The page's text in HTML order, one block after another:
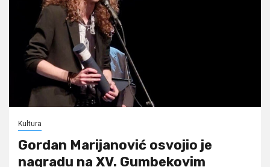
Kultura
Gordan Marijanović osvojio je
nagradu na XV. Gumbekovim